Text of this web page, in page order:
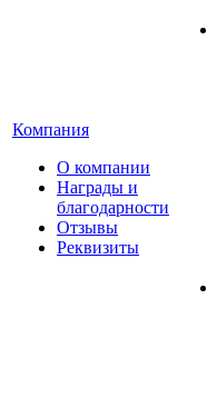
Компания
О компании
Награды и
благодарности
Отзывы
Реквизиты